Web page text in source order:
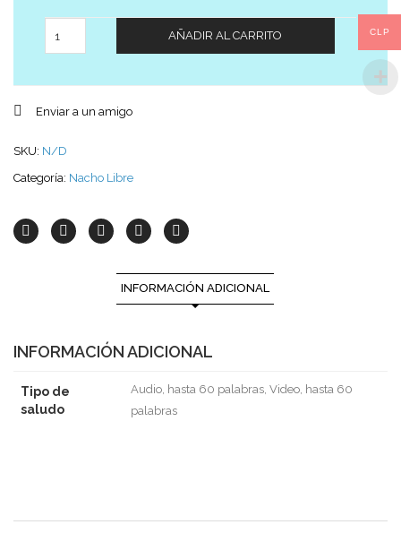
AÑADIR AL CARRITO
Enviar a un amigo
SKU: N/D
Categoría: Nacho Libre
INFORMACIÓN ADICIONAL
INFORMACIÓN ADICIONAL
Tipo de
saludo
Audio, hasta 60 palabras, Video, hasta 60
palabras
CLP